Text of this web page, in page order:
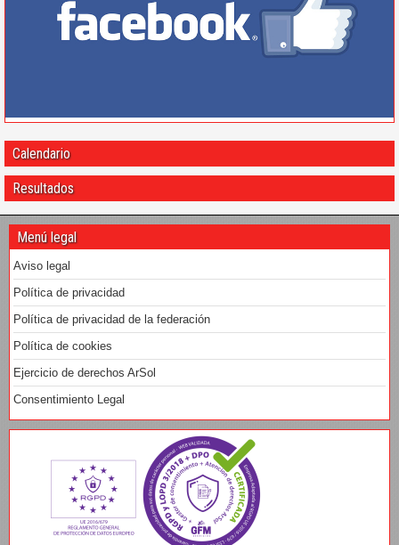
Calendario
Resultados
Menú legal
Aviso legal
Política de privacidad
Política de privacidad de la federación
Política de cookies
Ejercicio de derechos ArSol
Consentimiento Legal